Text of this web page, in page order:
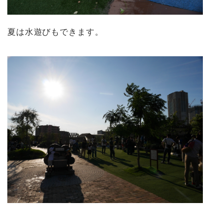
夏は水遊びもできます。